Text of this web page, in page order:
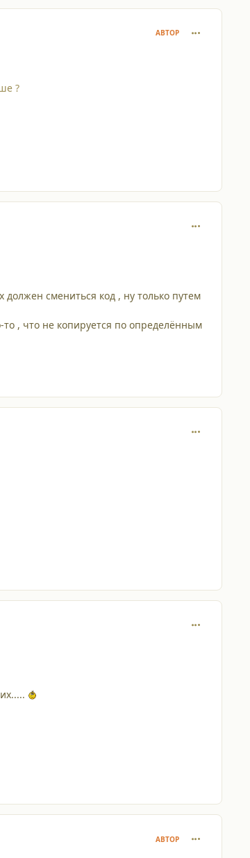
АВТОР
?
смениться код , ну только путем
то , что не копируется по определённым
АВТОР